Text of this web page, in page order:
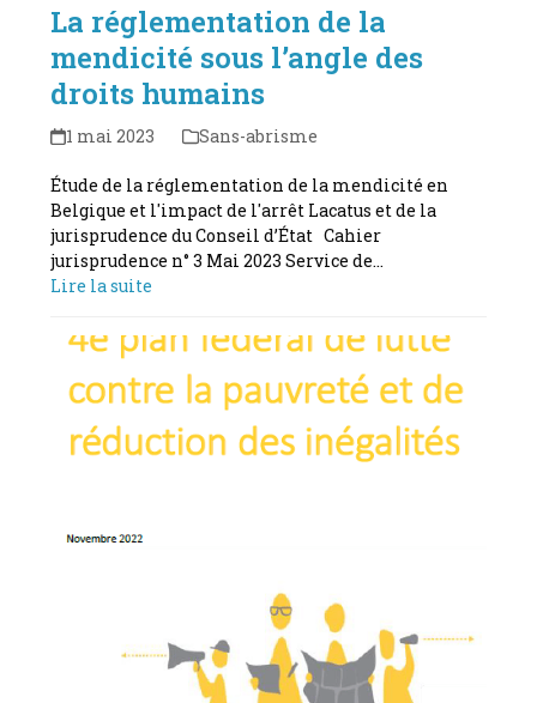
La réglementation de la
mendicité sous l’angle des
droits humains
1 mai 2023 Sans-abrisme
Étude de la réglementation de la mendicité en
Belgique et l'impact de l'arrêt Lacatus et de la
jurisprudence du Conseil d’État Cahier
jurisprudence n° 3 Mai 2023 Service de…
Lire la suite